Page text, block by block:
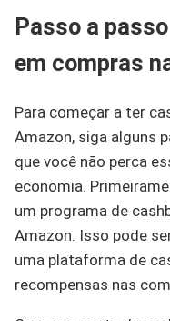
Passo a
em compras
Para começar a ter
Amazon, siga alguns
que você não perca
economia.
um programa de
Amazon. Isso pode
uma plataforma de
recompensas nas